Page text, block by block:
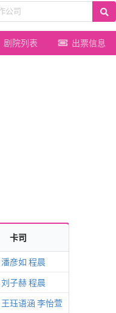
剧院列表 出票信息
卡司
潘彦如 程晨
刘子赫程晨
王珏语涵 李怡萱